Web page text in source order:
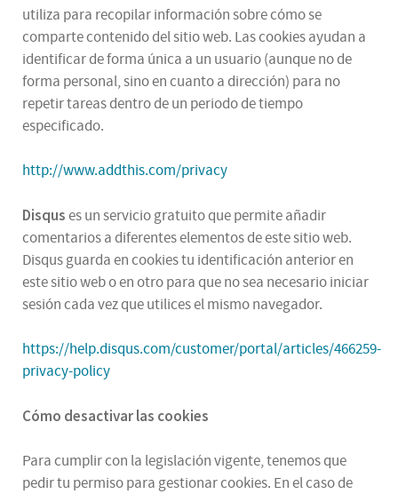
utiliza para recopilar información sobre cómo se
comparte contenido del sitio web. Las cookies ayudan a
identificar de forma única a un usuario (aunque no de
forma personal, sino en cuanto a dirección) para no
repetir tareas dentro de un periodo de tiempo
especificado.
http://www.addthis.com/privacy
Disquses un servicio gratuito que permite añadir
comentarios a diferentes elementos de este sitio web.
Disqus guarda en cookies tu identificación anterior en
este sitio web o en otro para que no sea necesario iniciar
sesión cada vez que utilices el mismo navegador.
https://help.disqus.com/customer/portal/articles/466259-
privacy-policy
Cómo desactivar las cookies
Para cumplir con la legislación vigente, tenemos que
pedir tu permiso para gestionar cookies. En el caso de